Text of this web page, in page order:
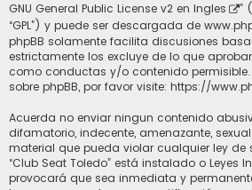
GNU General Public License v2 en Ingles
”
“GPL”) y puede ser descargada de
phpBB solamente facilita discusiones
estrictamente los excluye de lo que
como conductas y/o contenido
sobre phpBB, por favor visite: https://
Acuerda no enviar ningun contenido
difamatorio, indecente, amenazante,
material que pueda violar cualquier ley de
“Club Seat Toledo” está instalado o Leyes
provocará que sea inmediata y